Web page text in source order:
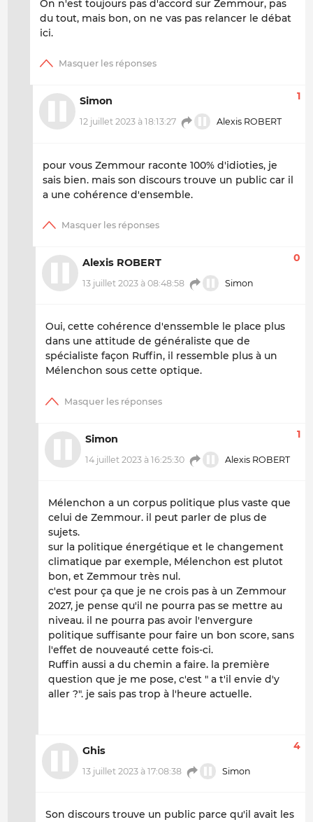
On n'est toujours pas d'accord sur Zemmour, pas
du tout, mais bon, on ne vas pas relancer le débat
ici.
Simon
12 juillet 2023 à 18:13:27 Alexis ROBERT
1
pour vous Zemmour raconte 100% d'idioties, je
sais bien. mais son discours trouve un public car il
a une cohérence d'ensemble.
Alexis ROBERT
13 juillet 2023 à 08:48:58 Simon
0
Oui, cette cohérence d'enssemble le place plus
dans une attitude de généraliste que de
spécialiste façon Ruffin, il ressemble plus à un
Mélenchon sous cette optique.
Simon
14 juillet 2023 à 16:25:30 Alexis ROBERT
1
Mélenchon a un corpus politique plus vaste que
celui de Zemmour. il peut parler de plus de
sujets.
sur la politique énergétique et le changement
climatique par exemple, Mélenchon est plutot
bon, et Zemmour très nul.
c'est pour ça que je ne crois pas à un Zemmour
2027, je pense qu'il ne pourra pas se mettre au
niveau. il ne pourra pas avoir l'envergure
politique suffisante pour faire un bon score, sans
l'effet de nouveauté cette fois-ci.
Ruffin aussi a du chemin a faire. la première
question que je me pose, c'est " a t'il envie d'y
aller ?". je sais pas trop à l'heure actuelle.
Ghis
13 juillet 2023 à 17:08:38 Simon
4
Son discours trouve un public parce qu'il avait les